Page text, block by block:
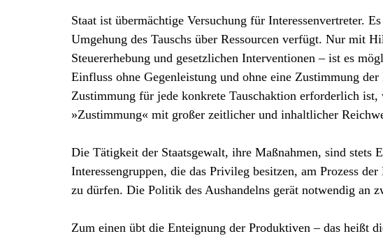
Staat ist übermächtige Versuchung für Interessenvertreter.
Umgehung des Tauschs über Ressourcen verfügt. Nur mit
Steuererhebung und gesetzlichen Interventionen – ist es
Einfluss ohne Gegenleistung und ohne eine Zustimmung
Zustimmung für jede konkrete Tauschaktion erforderlich
»Zustimmung« mit großer zeitlicher und inhaltlicher
Die Tätigkeit der Staatsgewalt, ihre Maßnahmen, sind stets
Interessengruppen, die das Privileg besitzen, am Prozess
zu dürfen. Die Politik des Aushandelns gerät notwendig an
Zum einen übt die Enteignung der Produktiven – das heißt